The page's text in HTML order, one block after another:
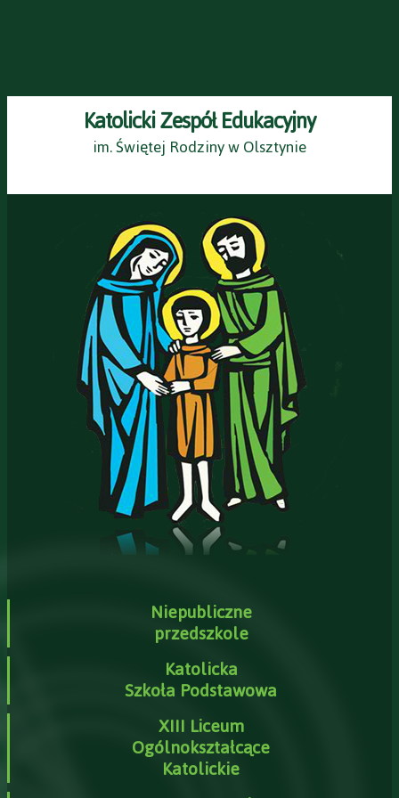
Katolicki Zespół Edukacyjny
im. Świętej Rodziny w Olsztynie
Niepubliczne
przedszkole
Katolicka
Szkoła Podstawowa
XIII Liceum
Ogólnokształcące
Katolickie